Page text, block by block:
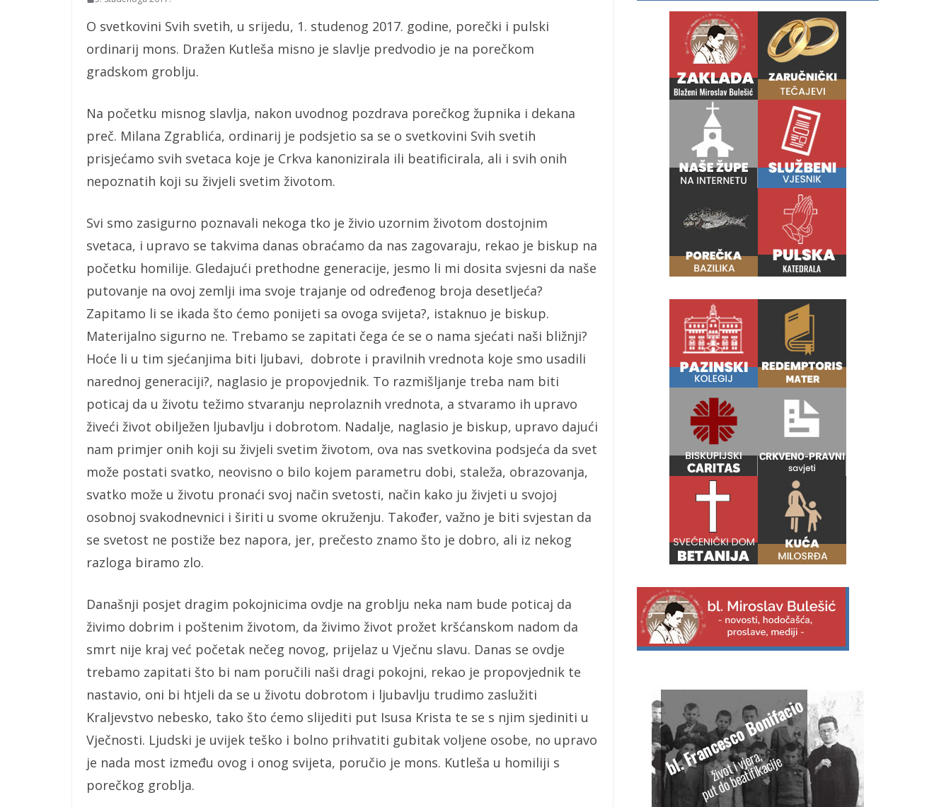
O svetkovini Svih svetih, u srijedu, 1. studenog 2017. godine, porečki i pulski
ordinarij mons. Dražen Kutleša misno je slavlje predvodio je na porečkom
gradskom groblju.
Na početku misnog slavlja, nakon uvodnog pozdrava porečkog župnika i dekana
preč. Milana Zgrablića, ordinarij je podsjetio sa se o svetkovini Svih svetih
prisjećamo svih svetaca koje je Crkva kanonizirala ili beatificirala, ali i svih onih
nepoznatih koji su živjeli svetim životom.
Svi smo zasigurno poznavali nekoga tko je živio uzornim životom dostojnim
svetaca, i upravo se takvima danas obraćamo da nas zagovaraju, rekao je biskup na
početku homilije. Gledajući prethodne generacije, jesmo li mi dosita svjesni da naše
putovanje na ovoj zemlji ima svoje trajanje od određenog broja desetljeća?
Zapitamo li se ikada što ćemo ponijeti sa ovoga svijeta?, istaknuo je biskup.
Materijalno sigurno ne. Trebamo se zapitati čega će se o nama sjećati naši bližnji?
Hoće li u tim sjećanjima biti ljubavi, dobrote i pravilnih vrednota koje smo usadili
narednoj generaciji?, naglasio je propovjednik. To razmišljanje treba nam biti
poticaj da u životu težimo stvaranju neprolaznih vrednota, a stvaramo ih upravo
živeći život obilježen ljubavlju i dobrotom. Nadalje, naglasio je biskup, upravo dajući
nam primjer onih koji su živjeli svetim životom, ova nas svetkovina podsjeća da svet
može postati svatko, neovisno o bilo kojem parametru dobi, staleža, obrazovanja,
svatko može u životu pronaći svoj način svetosti, način kako ju živjeti u svojoj
osobnoj svakodnevnici i širiti u svome okruženju. Također, važno je biti svjestan da
se svetost ne postiže bez napora, jer, prečesto znamo što je dobro, ali iz nekog
razloga biramo zlo.
Današnji posjet dragim pokojnicima ovdje na groblju neka nam bude poticaj da
živimo dobrim i poštenim životom, da živimo život prožet kršćanskom nadom da
smrt nije kraj već početak nečeg novog, prijelaz u Vječnu slavu. Danas se ovdje
trebamo zapitati što bi nam poručili naši dragi pokojni, rekao je propovjednik te
nastavio, oni bi htjeli da se u životu dobrotom i ljubavlju trudimo zaslužiti
Kraljevstvo nebesko, tako što ćemo slijediti put Isusa Krista te se s njim sjediniti u
Vječnosti. Ljudski je uvijek teško i bolno prihvatiti gubitak voljene osobe, no upravo
je nada most između ovog i onog svijeta, poručio je mons. Kutleša u homiliji s
porečkog groblja.